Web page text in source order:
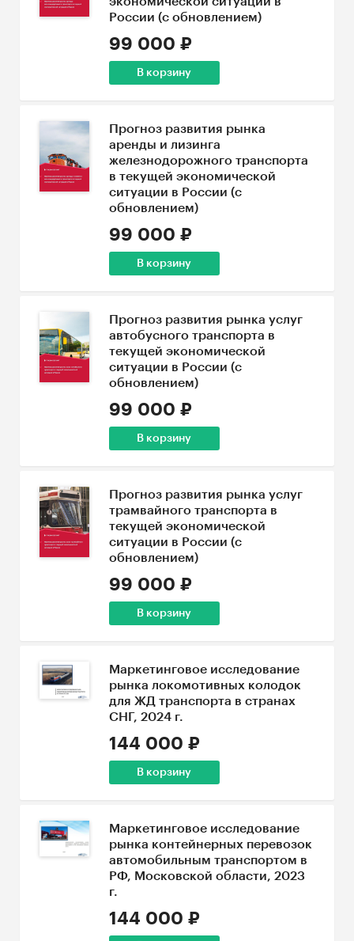
России (с обновлением)
99 000 ₽
В корзину
Прогноз развития рынка
аренды и лизинга
железнодорожного транспорта
в текущей экономической
ситуации в России (с
обновлением)
99 000 ₽
В корзину
Прогноз развития рынка услуг
автобусного транспорта в
текущей экономической
ситуации в России (с
обновлением)
99 000 ₽
В корзину
Прогноз развития рынка услуг
трамвайного транспорта в
текущей экономической
ситуации в России (с
обновлением)
99 000 ₽
В корзину
Маркетинговое исследование
рынка локомотивных колодок
для ЖД транспорта в странах
СНГ, 2024 г.
144 000 ₽
В корзину
Маркетинговое исследование
рынка контейнерных перевозок
автомобильным транспортом в
РФ, Московской области, 2023
г.
144 000 ₽